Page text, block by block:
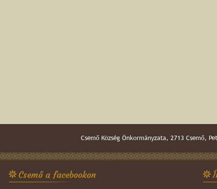
Csemő Község Önkormányzata, 2713
Csemő a facebookon